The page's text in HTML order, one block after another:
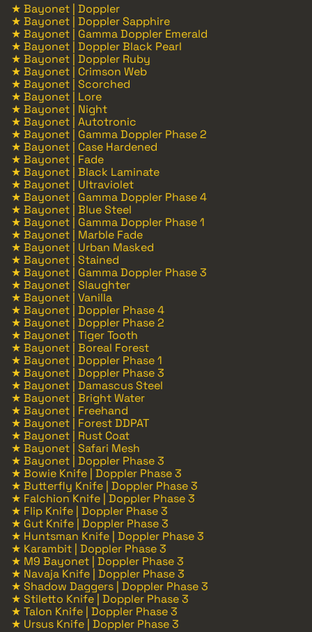
★ Bayonet | Doppler
★ Bayonet | Doppler Sapphire
★ Bayonet | Gamma Doppler Emerald
★ Bayonet | Doppler Black Pearl
★ Bayonet | Doppler Ruby
★ Bayonet | Crimson Web
★ Bayonet | Scorched
★ Bayonet | Lore
★ Bayonet | Night
★ Bayonet | Autotronic
★ Bayonet | Gamma Doppler Phase 2
★ Bayonet | Case Hardened
★ Bayonet | Fade
★ Bayonet | Black Laminate
★ Bayonet | Ultraviolet
★ Bayonet | Gamma Doppler Phase 4
★ Bayonet | Blue Steel
★ Bayonet | Gamma Doppler Phase 1
★ Bayonet | Marble Fade
★ Bayonet | Urban Masked
★ Bayonet | Stained
★ Bayonet | Gamma Doppler Phase 3
★ Bayonet | Slaughter
★ Bayonet | Vanilla
★ Bayonet | Doppler Phase 4
★ Bayonet | Doppler Phase 2
★ Bayonet | Tiger Tooth
★ Bayonet | Boreal Forest
★ Bayonet | Doppler Phase 1
★ Bayonet | Doppler Phase 3
★ Bayonet | Damascus Steel
★ Bayonet | Bright Water
★ Bayonet | Freehand
★ Bayonet | Forest DDPAT
★ Bayonet | Rust Coat
★ Bayonet | Safari Mesh
★ Bayonet | Doppler Phase 3
★ Bowie Knife | Doppler Phase 3
★ Butterfly Knife | Doppler Phase 3
★ Falchion Knife | Doppler Phase 3
★ Flip Knife | Doppler Phase 3
★ Gut Knife | Doppler Phase 3
★ Huntsman Knife | Doppler Phase 3
★ Karambit | Doppler Phase 3
★ M9 Bayonet | Doppler Phase 3
★ Navaja Knife | Doppler Phase 3
★ Shadow Daggers | Doppler Phase 3
★ Stiletto Knife | Doppler Phase 3
★ Talon Knife | Doppler Phase 3
★ Ursus Knife | Doppler Phase 3